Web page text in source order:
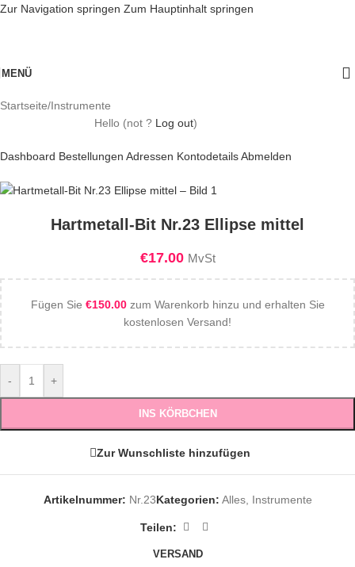
Zur Navigation springen Zum Hauptinhalt springen
MENÜ
Startseite/Instrumente
Hello (not ? Log out)
Dashboard Bestellungen Adressen KontodetailsAbmelden
Hartmetall-Bit Nr.23 Ellipse mittel
€17.00 MvSt
Fügen Sie €150.00zum Warenkorb hinzu und erhalten Sie
kostenlosen Versand!
- +
INS KÖRBCHEN
Zur Wunschliste hinzufügen
Artikelnummer: Nr.23Kategorien: Alles, Instrumente
Teilen:
VERSAND